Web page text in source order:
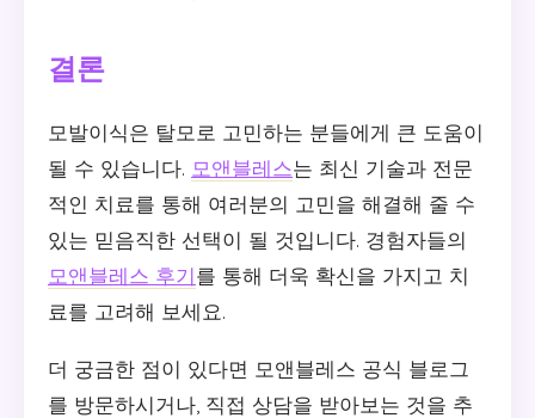
결론
모발이식은 탈모로 고민하는 분들에게 큰 도움이
될 수 있습니다. 모앤블레스는 최신 기술과 전문
적인 치료를 통해 여러분의 고민을 해결해 줄 수
있는 믿음직한 선택이 될 것입니다. 경험자들의
모앤블레스 후기를 통해 더욱 확신을 가지고 치
료를 고려해 보세요.
더 궁금한 점이 있다면 모앤블레스 공식 블로그
를 방문하시거나, 직접 상담을 받아보는 것을 추